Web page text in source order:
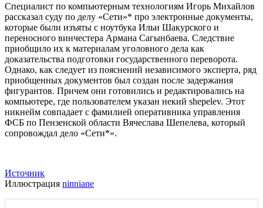
Специалист по компьютерным технологиям Игорь Михайлов
рассказал суду по делу «Сети»* про электронные документы,
которые были изъяты с ноутбука Ильи Шакурского и
переносного винчестера Армана Сагынбаева. Следствие
приобщило их к материалам уголовного дела как
доказательства подготовки государственного переворота.
Однако, как следует из пояснений независимого эксперта, ряд
приобщенных документов был создан после задержания
фигурантов. Причем они готовились и редактировались на
компьютере, где пользователем указан некий shepelev. Этот
никнейм совпадает с фамилией оперативника управления
ФСБ по Пензенской области Вячеслава Шепелева, который
сопровождал дело «Сети*».
Источник
Иллюстрация ninniane